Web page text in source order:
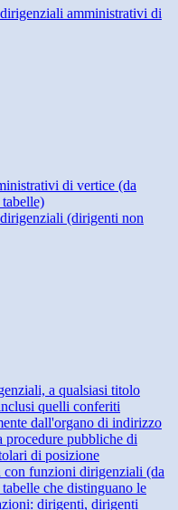
amministrativi di
di vertice (da
(dirigenti non
a qualsiasi titolo
quelli conferiti
dall'organo di indirizzo
procedure pubbliche di
di posizione
con funzioni dirigenziali (da
che distinguano le
dirigenti, dirigenti